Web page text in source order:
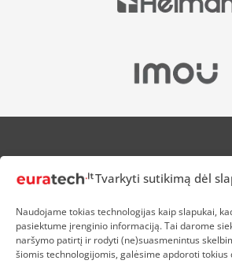
Tvarkyti sutikimą dėl
Naudojame tokias technologijas kaip slapukai,
pasiektume įrenginio informaciją. Tai darome
naršymo patirtį ir rodyti (ne)suasmenintus
šiomis technologijomis, galėsime apdoroti tokius
APIE MUS
NUOLAIDOS HEROJAMS
PREKIŲ IR PINIGŲ
ATSISKAITYMAS
D.U.K